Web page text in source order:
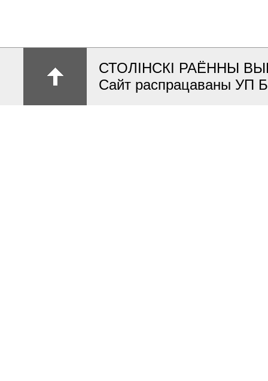
СТОЛІНСКІ РАЁННЫ
Сайт распрацаваны УП